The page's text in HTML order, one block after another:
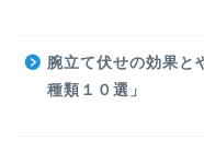
腕立て伏せの効果と
種類１０選」